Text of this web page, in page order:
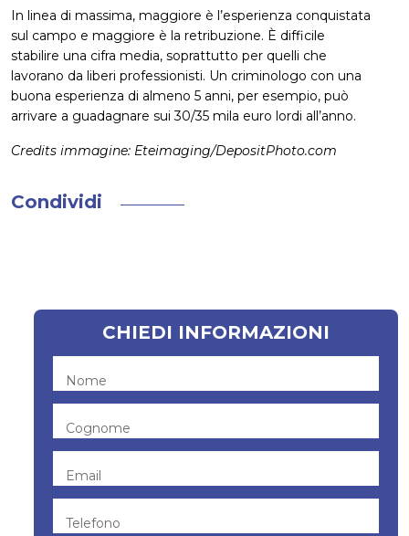
In linea di massima, maggiore è l’esperienza conquistata
sul campo e maggiore è la retribuzione. È difficile
stabilire una cifra media, soprattutto per quelli che
lavorano da liberi professionisti. Un criminologo con una
buona esperienza di almeno 5 anni, per esempio, può
arrivare a guadagnare sui 30/35 mila euro lordi all’anno.
Credits immagine: Eteimaging/DepositPhoto.com
Condividi
CHIEDI INFORMAZIONI
Nome
Cognome
Email
Telefono